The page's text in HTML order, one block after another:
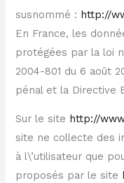
susnommé : http://
En France, les
protégées par la loi
2004-801 du 6 août
pénal et la Directive
Sur le site http://
site ne collecte des
à l\’utilisateur que
proposés par le site